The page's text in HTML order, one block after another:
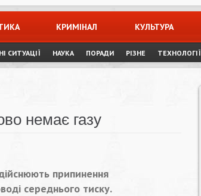
КРИМІНАЛ КУЛЬТУРА
СИТУАЦІЇ НАУКА ПОРАДИ РІЗНЕ ТЕХНОЛОГІЇ
немає газу
припинення
середнього тиску.